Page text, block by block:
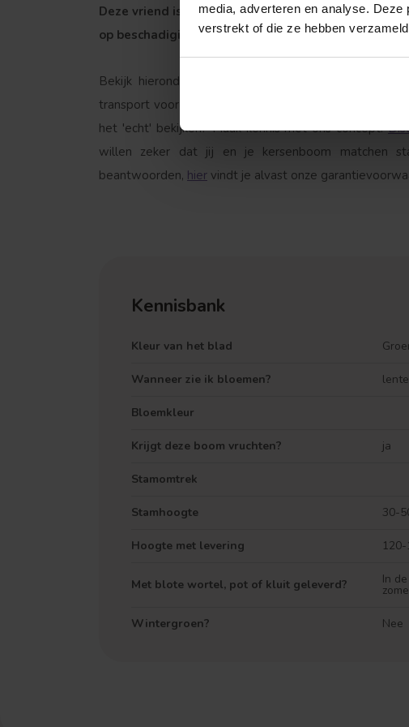
media, adverteren en analyse.
verstrekt of die ze hebben
Deze vriend is wel wat gevoelig voor luis en
op beschadigingen en infecties.
Bekijk hieronder de accessoires waar de
transport voor jouw fruitboom, zodat deze niet
het 'echt' bekijken? Maak kennis met ons concept:
willen zeker dat jij en je kersenboom matchen
beantwoorden, hier vindt je alvast onze
Kennisbank
Kleur van het blad
Wanneer zie ik bloemen? lente
Bloemkleur
Krijgt deze boom vruchten? ja
Stamomtrek
Stamhoogte 30-
Hoogte met levering
Met blote wortel, pot of kluit geleverd? In
Wintergroen? Nee